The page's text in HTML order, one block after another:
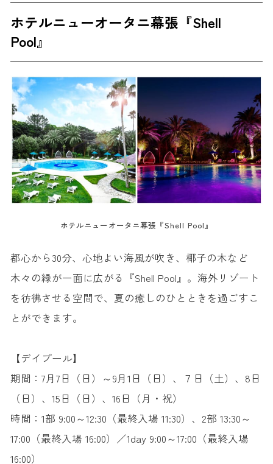
ホテルニューオータニ幕張『Shell
Pool』
ホテルニューオータニ幕張『Shell Pool』
都心から30分、心地よい海風が吹き、椰子の木など
木々の緑が一面に広がる『Shell Pool』。海外リゾート
を彷彿させる空間で、夏の癒しのひとときを過ごすこ
とができます。
【デイプール】
期間：7月7日（日）～9月1日（日）、７日（土）、8日
（日）、15日（日）、16日（月・祝）
時間：1部 9:00～12:30（最終入場 11:30）、2部 13:30～
17:00（最終入場 16:00）／1day 9:00～17:00（最終入場
16:00）